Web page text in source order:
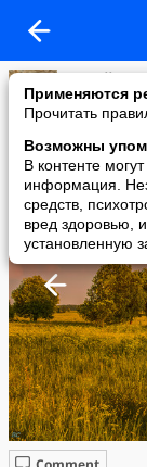
Применяются
Прочитать
Возможны
В контенте
информация.
средств,
вред здоровью,
установленную
Сергей
added a
26 Jun в 00:34